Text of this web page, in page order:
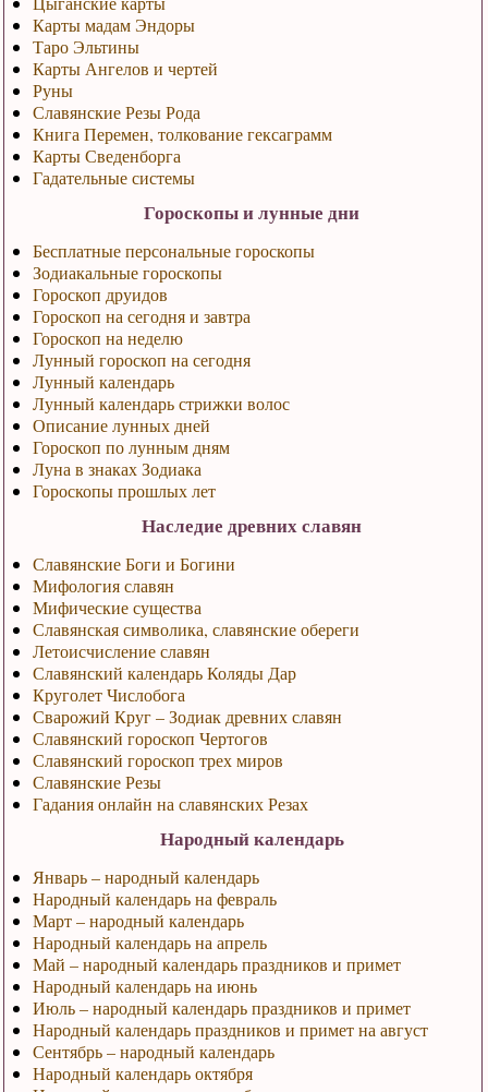
Карты мадам Эндоры
Таро Эльтины
Карты Ангелов и чертей
Руны
Славянские Резы Рода
Книга Перемен, толкование гексаграмм
Карты Сведенборга
Гадательные системы
Гороскопы и лунные дни
Бесплатные персональные гороскопы
Зодиакальные гороскопы
Гороскоп друидов
Гороскоп на сегодня и завтра
Гороскоп на неделю
Лунный гороскоп на сегодня
Лунный календарь
Лунный календарь стрижки волос
Описание лунных дней
Гороскоп по лунным дням
Луна в знаках Зодиака
Гороскопы прошлых лет
Наследие древних славян
Славянские Боги и Богини
Мифология славян
Мифические существа
Славянская символика, славянские обереги
Летоисчисление славян
Славянский календарь Коляды Дар
Круголет Числобога
Сварожий Круг – Зодиак древних славян
Славянский гороскоп Чертогов
Славянский гороскоп трех миров
Славянские Резы
Гадания онлайн на славянских Резах
Народный календарь
Январь – народный календарь
Народный календарь на февраль
Март – народный календарь
Народный календарь на апрель
Май – народный календарь праздников и примет
Народный календарь на июнь
Июль – народный календарь праздников и примет
Народный календарь праздников и примет на август
Сентябрь – народный календарь
Народный календарь октября